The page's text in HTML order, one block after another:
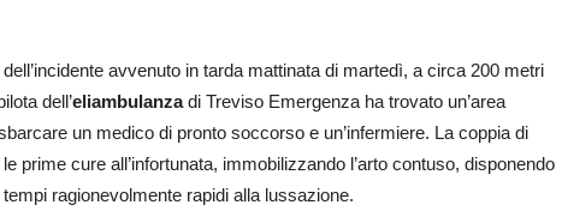
avvenuto in tarda mattinata di martedì, a circa 200 metri
dell’eliambulanzadi Treviso Emergenza ha trovato un’area
un medico di pronto soccorso e un’infermiere. La coppia di
prime cure all’infortunata, immobilizzando l’arto contuso, disponendo
ragionevolmente rapidi alla lussazione.